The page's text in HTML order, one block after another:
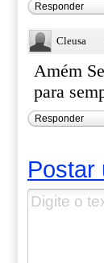
Responder
Cleusa
Amém
para
Responder
Postar